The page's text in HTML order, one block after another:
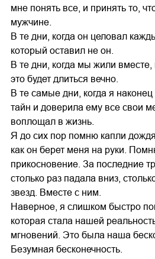
мне понять все, и принять то,
мужчине.
В те дни, когда он целовал
который оставил не он.
В те дни, когда мы жили вместе,
это будет длиться вечно.
В те самые дни, когда я наконец
тайн и доверила ему все свои
воплощал в жизнь.
Я до сих пор помню капли
как он берет меня на руки.
прикосновение. За последние
столько раз падала вниз,
звезд. Вместе с ним.
Наверное, я слишком быстро
которая стала нашей
мгновений. Это была наша
Безумная бесконечность.